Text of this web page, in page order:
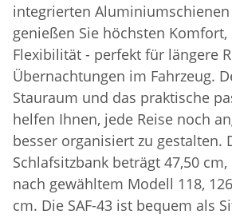
integrierten
genießen Sie höchsten
Flexibilität - perfekt für längere
Übernachtungen im Fahrzeug.
Stauraum und das praktische
helfen Ihnen, jede Reise noch
besser organisiert zu gestalten.
Schlafsitzbank beträgt 47,50
nach gewähltem Modell 118,
cm. Die SAF-43 ist bequem als